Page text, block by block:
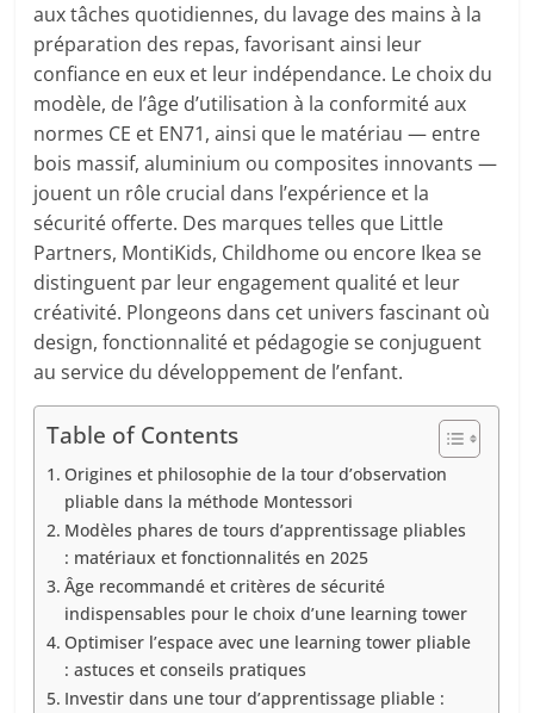
aux tâches quotidiennes, du lavage des mains à la
préparation des repas, favorisant ainsi leur
confiance en eux et leur indépendance. Le choix du
modèle, de l’âge d’utilisation à la conformité aux
normes CE et EN71, ainsi que le matériau — entre
bois massif, aluminium ou composites innovants —
jouent un rôle crucial dans l’expérience et la
sécurité offerte. Des marques telles que Little
Partners, MontiKids, Childhome ou encore Ikea se
distinguent par leur engagement qualité et leur
créativité. Plongeons dans cet univers fascinant où
design, fonctionnalité et pédagogie se conjuguent
au service du développement de l’enfant.
Table of Contents
Origines et philosophie de la tour d’observation
pliable dans la méthode Montessori
Modèles phares de tours d’apprentissage pliables
: matériaux et fonctionnalités en 2025
Âge recommandé et critères de sécurité
indispensables pour le choix d’une learning tower
Optimiser l’espace avec une learning tower pliable
: astuces et conseils pratiques
Investir dans une tour d’apprentissage pliable :